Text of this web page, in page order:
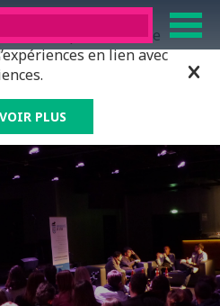
ceux qui ont soif de
en lien avec
PLUS